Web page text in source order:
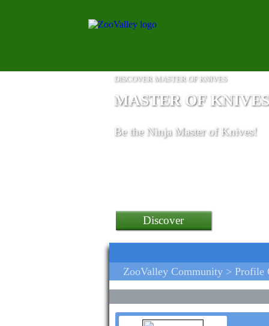
DISCOVER MASTER OF KNIVES
MASTER OF KNIVES
Be the Ninja Master of Knives!
Discover
a Funyet 16 Inch Laptop
ZooValley Community > Profile